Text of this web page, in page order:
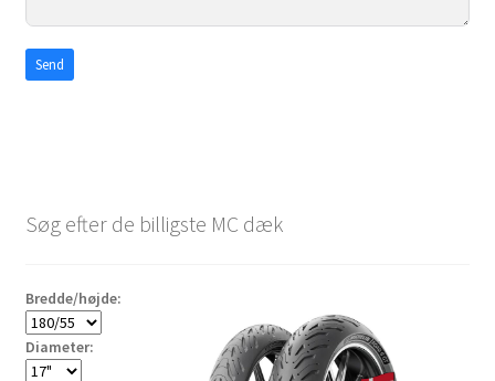
Send
Søg efter de billigste MC dæk
Bredde/højde:
Diameter: